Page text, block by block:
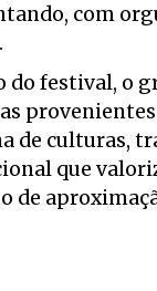
com
do festival, o
provenientes
de culturas,
que
de